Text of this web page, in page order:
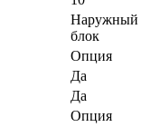
Наружный
блок
Опция
Да
Да
Опция